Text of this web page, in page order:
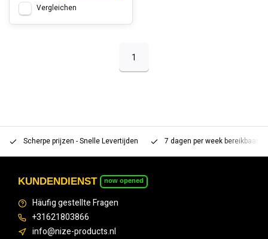
Vergleichen
1
Scherpe prijzen - Snelle Levertijden 7 dagen per week bereikbaar
KUNDENDIENST now opened
Häufig gestellte Fragen
+31621803866
info@nize-products.nl